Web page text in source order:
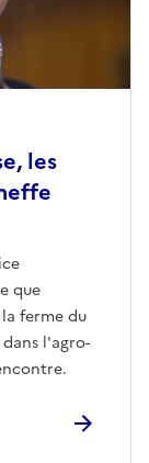
les
que
ferme du
l'agro-